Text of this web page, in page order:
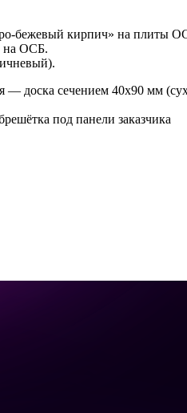
бежевый кирпич» на плиты
на ОСБ.
— доска сечением 40х90 мм
под панели заказчика